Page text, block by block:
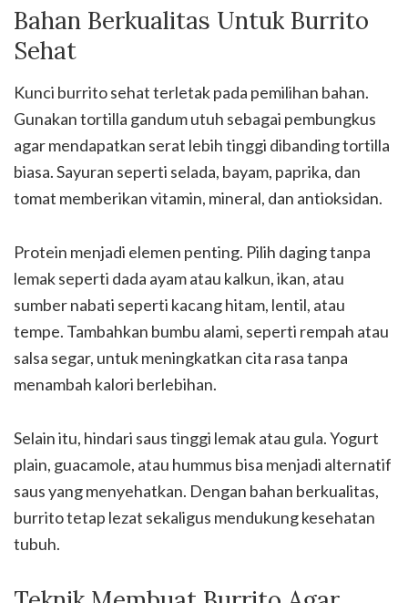
Bahan Berkualitas Untuk Burrito
Sehat
Kunci burrito sehat terletak pada pemilihan bahan.
Gunakan tortilla gandum utuh sebagai pembungkus
agar mendapatkan serat lebih tinggi dibanding tortilla
biasa. Sayuran seperti selada, bayam, paprika, dan
tomat memberikan vitamin, mineral, dan antioksidan.
Protein menjadi elemen penting. Pilih daging tanpa
lemak seperti dada ayam atau kalkun, ikan, atau
sumber nabati seperti kacang hitam, lentil, atau
tempe. Tambahkan bumbu alami, seperti rempah atau
salsa segar, untuk meningkatkan cita rasa tanpa
menambah kalori berlebihan.
Selain itu, hindari saus tinggi lemak atau gula. Yogurt
plain, guacamole, atau hummus bisa menjadi alternatif
saus yang menyehatkan. Dengan bahan berkualitas,
burrito tetap lezat sekaligus mendukung kesehatan
tubuh.